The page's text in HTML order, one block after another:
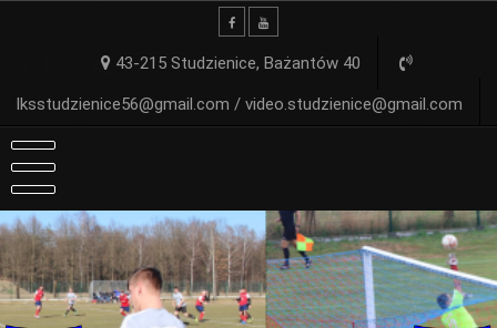
43-215 Studzienice, Bażantów 40
lksstudzienice56@gmail.com / video.studzienice@gmail.com